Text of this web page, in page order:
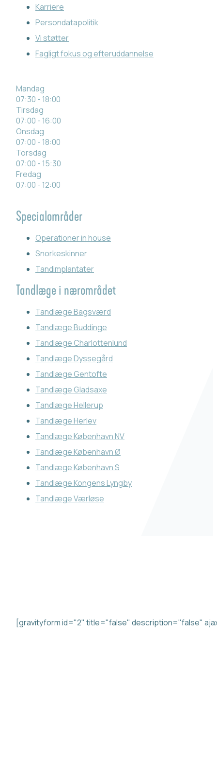
Karriere
Persondatapolitik
Vi støtter
Fagligt fokus og efteruddannelse
Mandag
07:30 - 18:00
Tirsdag
07:00 - 16:00
Onsdag
07:00 - 18:00
Torsdag
07:00 - 15:30
Fredag
07:00 - 12:00
Specialområder
Operationer in house
Snorkeskinner
Tandimplantater
Tandlæge i nærområdet
Tandlæge Bagsværd
Tandlæge Buddinge
Tandlæge Charlottenlund
Tandlæge Dyssegård
Tandlæge Gentofte
Tandlæge Gladsaxe
Tandlæge Hellerup
Tandlæge Herlev
Tandlæge København NV
Tandlæge København Ø
Tandlæge København S
Tandlæge Kongens Lyngby
Tandlæge Værløse
[gravityform id="2" title="false" description="false"